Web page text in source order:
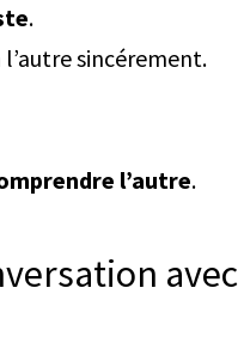
.
l’autre sincérement.
l’autre.
avec